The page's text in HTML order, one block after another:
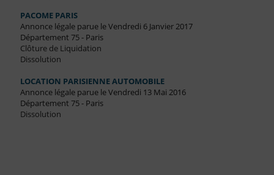
PACOME PARIS
Annonce légale parue le Vendredi 6 Janvier 2017
Département 75 - Paris
Clôture de Liquidation
Dissolution
LOCATION PARISIENNE AUTOMOBILE
Annonce légale parue le Vendredi 13 Mai 2016
Département 75 - Paris
Dissolution